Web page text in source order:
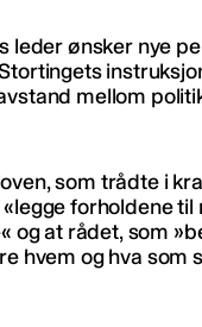
leder ønsker nye
mellom
som trådte i
forholdene til
og at rådet, som
hvem og hva som